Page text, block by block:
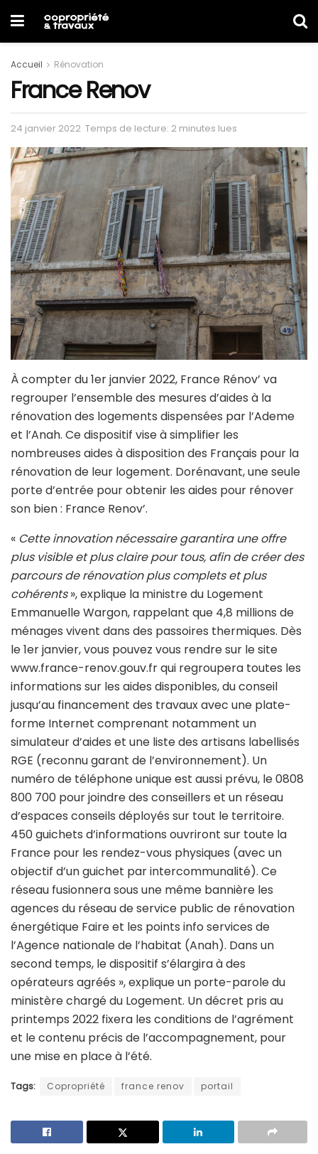
Accueil Rénovation
France Renov
24 janvier 2022 Temps de lecture: 2 minutes lues
À compter du 1er janvier 2022, France Rénov’ va
regrouper l’ensemble des mesures d’aides à la
rénovation des logements dispensées par l’Ademe
et l’Anah. Ce dispositif vise à simplifier les
nombreuses aides à disposition des Français pour la
rénovation de leur logement. Dorénavant, une seule
porte d’entrée pour obtenir les aides pour rénover
son bien : France Renov’.
« Cette innovation nécessaire garantira une offre
plus visible et plus claire pour tous, afin de créer des
parcours de rénovation plus complets et plus
cohérents», explique la ministre du Logement
Emmanuelle Wargon, rappelant que 4,8 millions de
ménages vivent dans des passoires thermiques. Dès
le 1er janvier, vous pouvez vous rendre sur le site
www.france-renov.gouv.fr qui regroupera toutes les
informations sur les aides disponibles, du conseil
jusqu’au financement des travaux avec une plate-
forme Internet comprenant notamment un
simulateur d’aides et une liste des artisans labellisés
RGE (reconnu garant de l’environnement). Un
numéro de téléphone unique est aussi prévu, le 0808
800 700 pour joindre des conseillers et un réseau
d’espaces conseils déployés sur tout le territoire.
450 guichets d’informations ouvriront sur toute la
France pour les rendez-vous physiques (avec un
objectif d’un guichet par intercommunalité). Ce
réseau fusionnera sous une même bannière les
agences du réseau de service public de rénovation
énergétique Faire et les points info services de
l’Agence nationale de l’habitat (Anah). Dans un
second temps, le dispositif s’élargira à des
opérateurs agréés », explique un porte-parole du
ministère chargé du Logement. Un décret pris au
printemps 2022 fixera les conditions de l’agrément
et le contenu précis de l’accompagnement, pour
une mise en place à l’été.
Tags: Copropriété france renov portail